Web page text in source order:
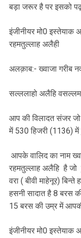
बड़ा जरूर है पर इसको पढ़
इंजीनीयर मो0 इस्तेयाक
रहमतुल्लाह अलैही
अलक़ाब:- ख्वाजा गरीब
सल्ललाहो अलैहि वसल्लम
आप की विलादत संजर
में 530 हिजरी (1136) में
आपके वालिद का नाम
रहमतुल्लाह अलैहि है जो
वरा ( बीवी माहेनूर)
हसनी सादात है 8 बरस
15 बरस की उम्र में
इंजीनीयर मो0 इस्तेयाक